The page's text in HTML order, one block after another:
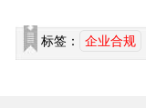
标签： 企业合规